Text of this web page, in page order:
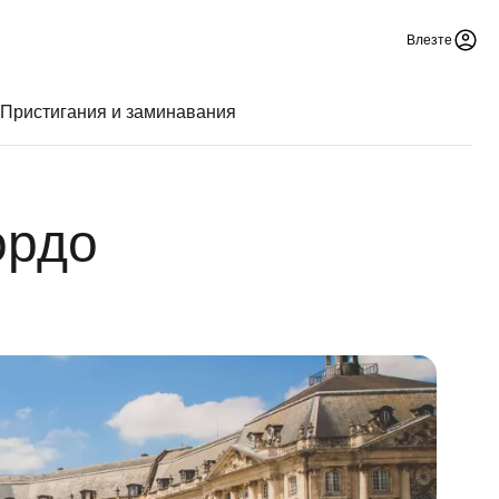
Влезте
Пристигания и заминавания